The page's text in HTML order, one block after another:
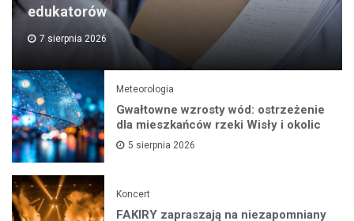
edukatorów
7 sierpnia 2026
Meteorologia
Gwałtowne wzrosty wód: ostrzeżenie
dla mieszkańców rzeki Wisły i okolic
5 sierpnia 2026
Koncert
FAKIRY zapraszają na niezapomniany